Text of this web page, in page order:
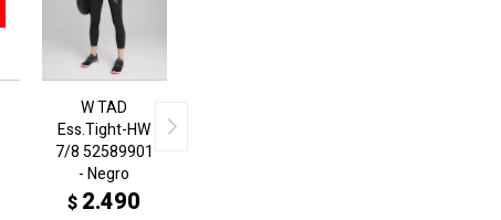
W TAD
Ess.Tight-HW
7/8 52589901
- Negro
$ 2.490